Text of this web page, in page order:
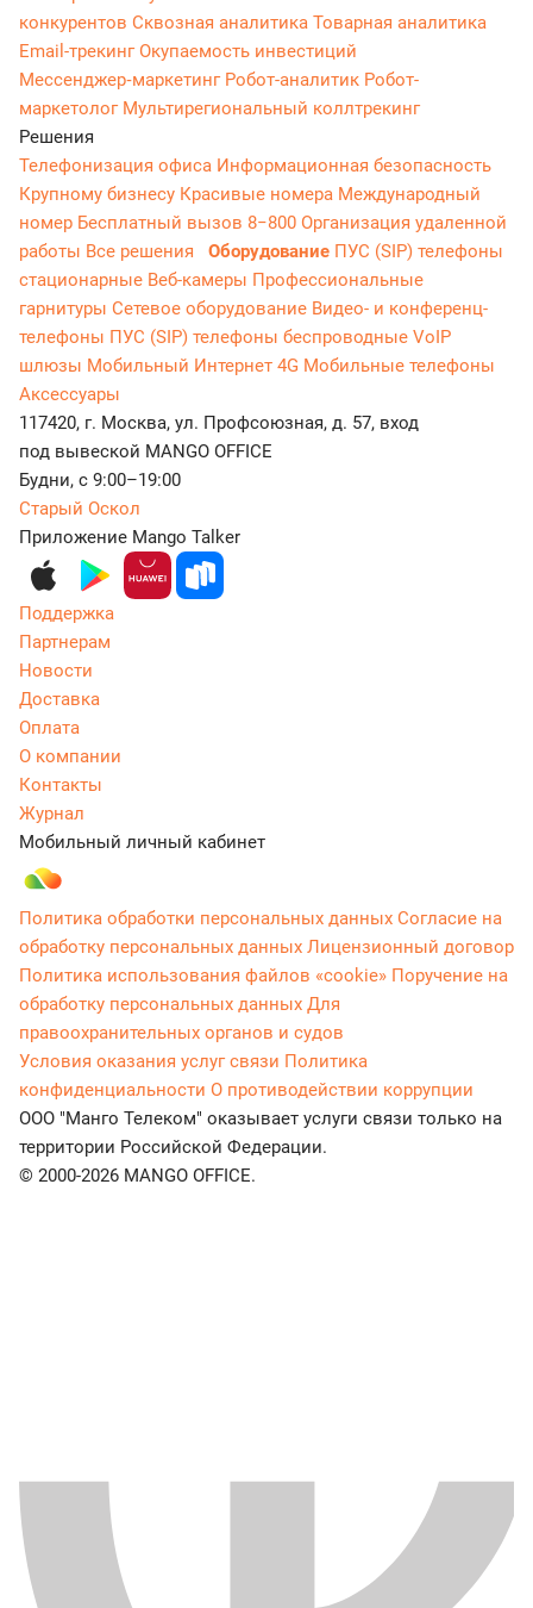
конкурентов Сквозная аналитика Товарная аналитика
Email-трекингОкупаемость инвестиций
Мессенджер‑маркетинг Робот-аналитик Робот-
маркетолог Мультирегиональный коллтрекинг
Решения
Телефонизация офиса Информационная безопасность
Крупному бизнесу Красивые номера Международный
номер Бесплатный вызов 8−800 Организация удаленной
работы Все решения Оборудование ПУС (SIP) телефоны
стационарные Веб-камеры Профессиональные
гарнитуры Сетевое оборудование Видео- и конференц-
телефоны ПУС (SIP) телефоны беспроводные VoIP
шлюзы Мобильный Интернет 4G Мобильные телефоны
Аксессуары
117420, г. Москва, ул. Профсоюзная, д. 57, вход
под вывеской MANGO OFFICE
Будни, с 9:00–19:00
Старый Оскол
Приложение Mango Talker
Поддержка
Партнерам
Новости
Доставка
Оплата
О компании
Контакты
Журнал
Мобильный личный кабинет
Политика обработки персональных данных Согласие на
обработку персональных данных Лицензионный договор
Политика использования файлов «cookie» Поручение на
обработку персональных данных Для
правоохранительных органов и судов
Условия оказания услуг связи Политика
конфиденциальности О противодействии коррупции
ООО "Манго Телеком" оказывает услуги связи только на
территории Российской Федерации.
© 2000-2026 MANGO OFFICE.